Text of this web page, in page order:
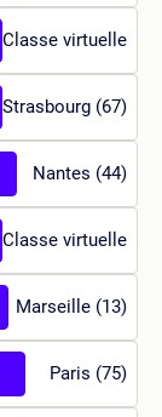
Classe virtuelle
Strasbourg (67)
Nantes (44)
Classe virtuelle
Marseille (13)
Paris (75)